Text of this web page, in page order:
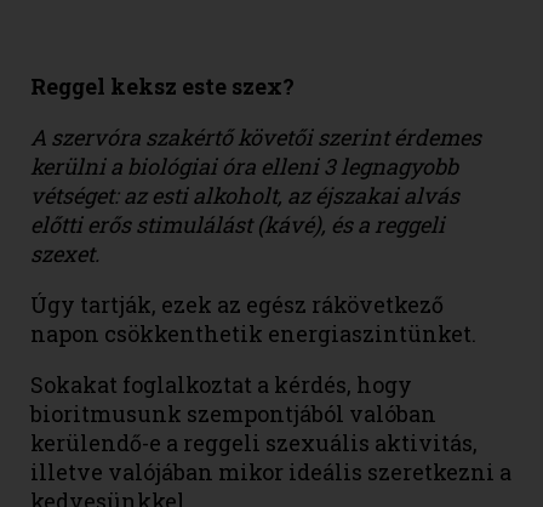
Reggel keksz este szex?
A szervóra szakértő követői szerint érdemes
kerülni a biológiai óra elleni 3 legnagyobb
vétséget: az esti alkoholt, az éjszakai alvás
előtti erős stimulálást (kávé), és a reggeli
szexet.
Úgy tartják, ezek az egész rákövetkező
napon csökkenthetik energiaszintünket.
Sokakat foglalkoztat a kérdés, hogy
bioritmusunk szempontjából valóban
kerülendő-e a reggeli szexuális aktivitás,
illetve valójában mikor ideális szeretkezni a
kedvesünkkel.